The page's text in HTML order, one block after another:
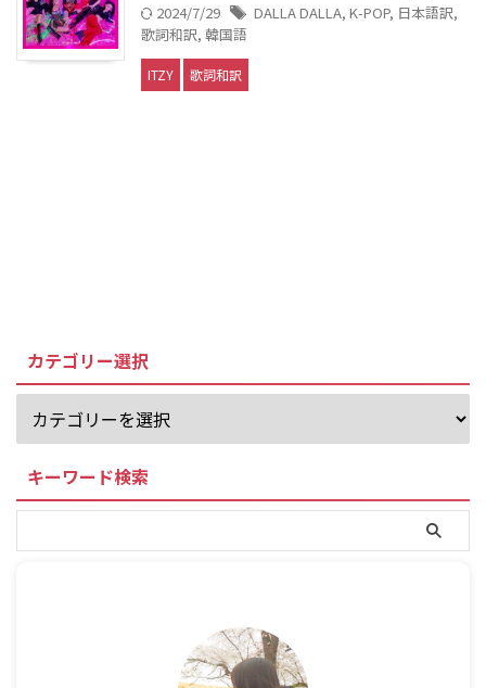
2024/7/29 DALLA DALLA, K-POP, 日本語訳,
歌詞和訳, 韓国語
ITZY 歌詞和訳
カテゴリー選択
キーワード検索